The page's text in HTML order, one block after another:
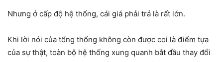
Nhưng ở cấp độ hệ thống, cái giá phải trả là rất lớn.
Khi lời nói của tổng thống không còn được coi là điểm tựa
của sự thật, toàn bộ hệ thống xung quanh bắt đầu thay đổi